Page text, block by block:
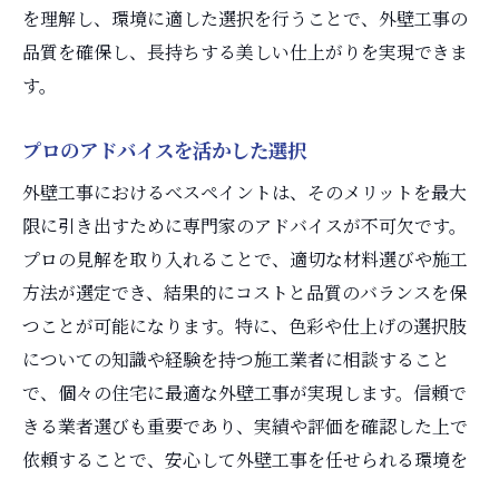
実績に基づくおすすめのべスペイント
外壁のべスペイントで家の価値を最大限に引き
外壁デザインがもたらす経済効果
価値向上を狙った施工プラン
家全体の価値を高める外壁工事
べスペイントによるリセールバリューの向
上
効果的な外壁リフォームの提案
を理解し、環境に適した選択を行うことで、外壁工事の
品質を確保し、長持ちする美しい仕上がりを実現できま
す。
プロのアドバイスを活かした選択
外壁工事におけるべスペイントは、そのメリットを最大
限に引き出すために専門家のアドバイスが不可欠です。
プロの見解を取り入れることで、適切な材料選びや施工
方法が選定でき、結果的にコストと品質のバランスを保
つことが可能になります。特に、色彩や仕上げの選択肢
についての知識や経験を持つ施工業者に相談すること
で、個々の住宅に最適な外壁工事が実現します。信頼で
きる業者選びも重要であり、実績や評価を確認した上で
依頼することで、安心して外壁工事を任せられる環境を